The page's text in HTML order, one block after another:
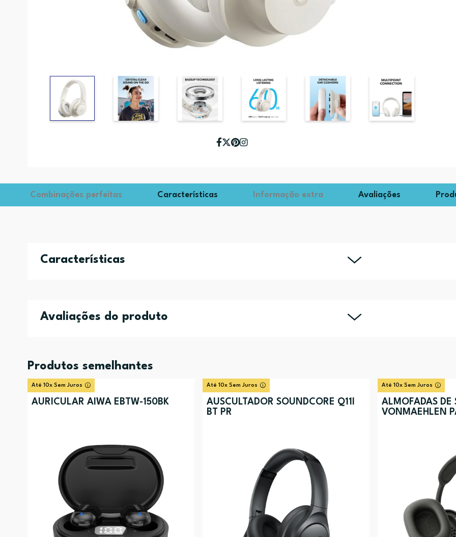
Combinações perfeitas Características Informação extra Avaliações
Características
Avaliações do produto
Produtos semelhantes
Até 10x Sem Juros
AURICULAR AIWA EBTW-150BK
Até 10x Sem Juros
AUSCULTADOR SOUNDCORE Q11I
BT PR
Até 10x Sem Juros
ALMOFADAS DE
VONMAEHLEN